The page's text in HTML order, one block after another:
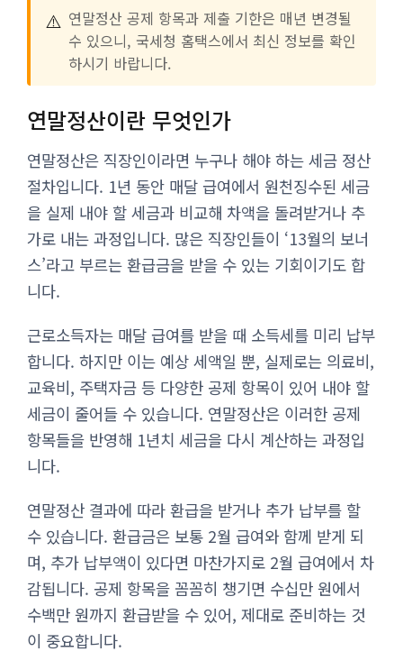
⚠️ 연말정산 공제 항목과 제출 기한은 매년 변경될
수 있으니, 국세청 홈택스에서 최신 정보를 확인
하시기 바랍니다.
연말정산이란 무엇인가
연말정산은 직장인이라면 누구나 해야 하는 세금 정산
절차입니다. 1년 동안 매달 급여에서 원천징수된 세금
을 실제 내야 할 세금과 비교해 차액을 돌려받거나 추
가로 내는 과정입니다. 많은 직장인들이 ‘13월의 보너
스’라고 부르는 환급금을 받을 수 있는 기회이기도 합
니다.
근로소득자는 매달 급여를 받을 때 소득세를 미리 납부
합니다. 하지만 이는 예상 세액일 뿐, 실제로는 의료비,
교육비, 주택자금 등 다양한 공제 항목이 있어 내야 할
세금이 줄어들 수 있습니다. 연말정산은 이러한 공제
항목들을 반영해 1년치 세금을 다시 계산하는 과정입
니다.
연말정산 결과에 따라 환급을 받거나 추가 납부를 할
수 있습니다. 환급금은 보통 2월 급여와 함께 받게 되
며, 추가 납부액이 있다면 마찬가지로 2월 급여에서 차
감됩니다. 공제 항목을 꼼꼼히 챙기면 수십만 원에서
수백만 원까지 환급받을 수 있어, 제대로 준비하는 것
이 중요합니다.